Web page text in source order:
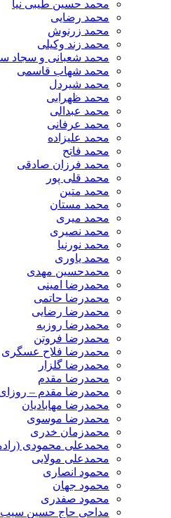
محمد حسین طیبی نیا
محمد رضایی
محمد زرنوش
محمد زند وکیلی
محمد شعبانی و سجاد
محمد شهاب قاسمی
​محمد شیردل
محمد ظهرابی
محمد عبدالی
محمد عرفانی
محمد علیزاده
محمد فاتح
محمد فرزان صادقی
محمد قلی پور
محمد متین
محمد مستان
محمد میری
محمد نصیری
محمد نورنیا
محمد یاوری
محمدحسین مهدی
محمدرضا امینی
محمدرضا حاتمی
محمدرضا رضایی
محمدرضا روزبه
محمدرضا فروتن
محمدرضا فلاح عسگری
محمدرضا گلزار
محمدرضا مقدم
محمدرضا مقدم – روزای
محمدرضا مهابادیان
محمدرضا موسوی
محمدزمان خدری
محمدعلی محمودی
محمدعلی مولایی
محمود انصاری
محمود جهان
محمود صفدری
مداحی حاج حسین سیب